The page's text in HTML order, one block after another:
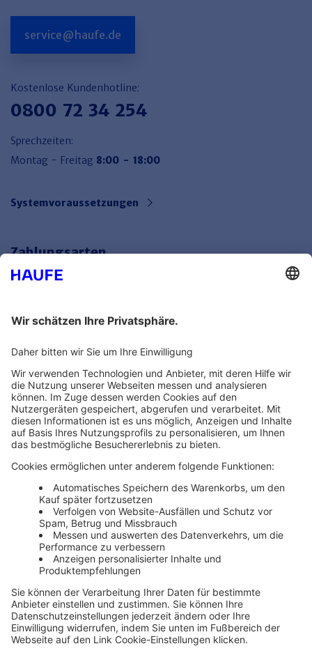
service@haufe.de
Kostenlose Kundenhotline:
0800 72 34 254
Sprechzeiten:
Montag - Freitag 8:00 - 18:00
Systemvoraussetzungen
Zahlungsarten
Themenwelten und Produktschulungen
Haufe Group
Impressum AGBDatenschutzCookie-Einstellungen verwalten